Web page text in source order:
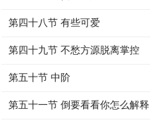
第四十八节 有些可爱
第四十九节 不愁方源脱离掌控
第五十节 中阶
第五十一节 倒要看看你怎么解释